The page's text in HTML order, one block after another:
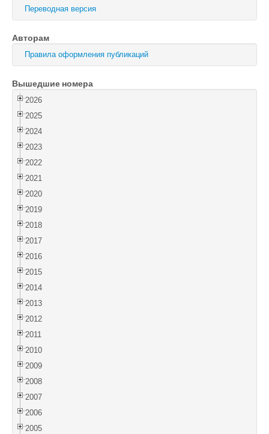
Физика и техника полупроводников
Оптика и спектроскопия
Поиск
Войти
Переводная версия
Авторам
Правила оформления публикаций
Вышедшие номера
2026
2025
2024
2023
2022
2021
2020
2019
2018
2017
2016
2015
2014
2013
2012
2011
2010
2009
2008
2007
2006
2005